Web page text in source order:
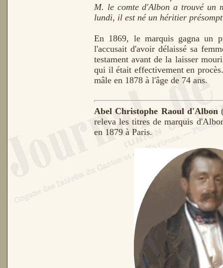
M. le comte d'Albon a trouvé un
lundi, il est né un héritier
En 1869, le marquis gagna un
l'accusait d'avoir délaissé sa
testament avant de la laisser
qui il était effectivement en
mâle en 1878 à l'âge de 74 ans.
Abel Christophe Raoul d'Albon
releva les titres de marquis
en 1879 à Paris.